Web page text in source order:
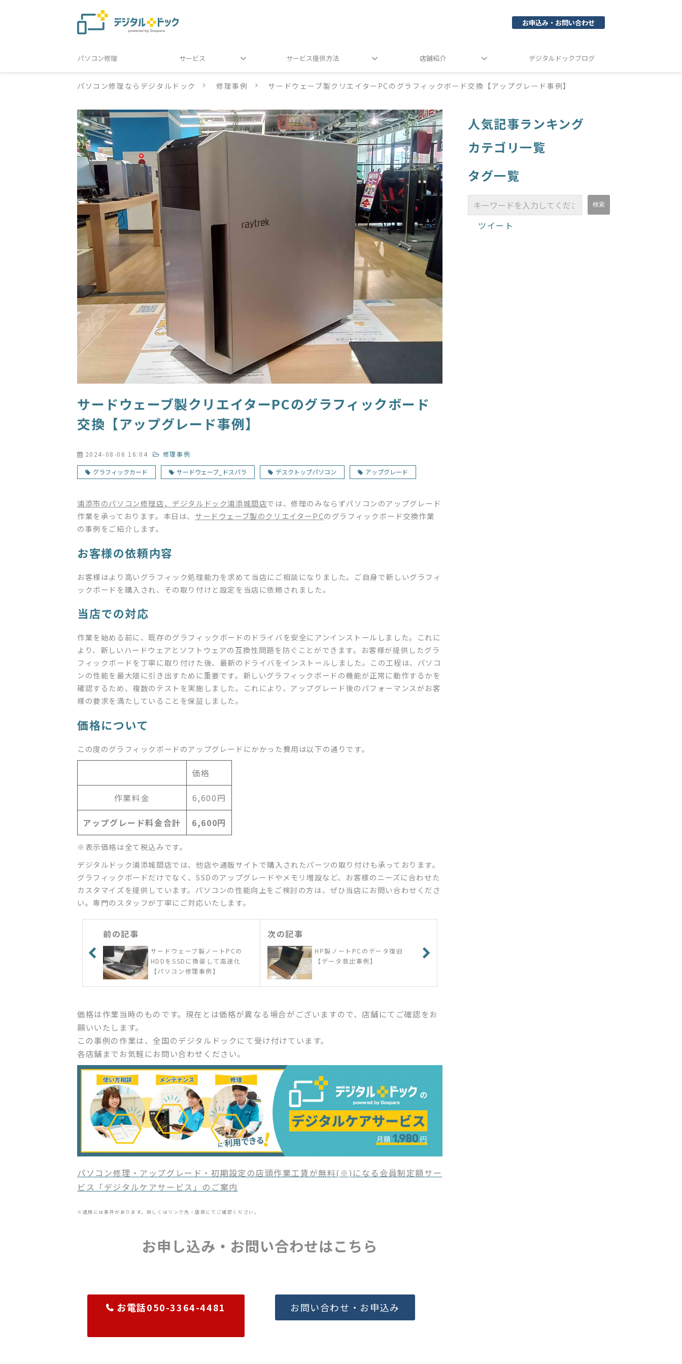
お申込み・お問い合わせ
パソコン修理 サービス サービス提供方法 店舗紹介 デジタルドックブログ
パソコン修理ならデジタルドック 修理事例 サードウェーブ製クリエイターPCのグラフィックボード交換【アップグレード事例】
サードウェーブ製クリエイターPCのグラフィックボード
交換【アップグレード事例】
2024-08-06 16:04 修理事例
グラフィックカード サードウェーブ_ドスパラ デスクトップパソコン アップグレード
浦添市のパソコン修理店、デジタルドック浦添城間店では、修理のみならずパソコンのアップグレード
作業を承っております。本日は、 サードウェーブ製のクリエイターPCのグラフィックボード交換作業
の事例をご紹介します。
お客様の依頼内容
お客様はより高いグラフィック処理能力を求めて当店にご相談になりました。ご自身で新しいグラフィ
ックボードを購入され、その取り付けと設定を当店に依頼されました。
当店での対応
作業を始める前に、既存のグラフィックボードのドライバを安全にアンインストールしました。これに
より、新しいハードウェアとソフトウェアの互換性問題を防ぐことができます。お客様が提供したグラ
フィックボードを丁寧に取り付けた後、最新のドライバをインストールしました。この工程は、パソコ
ンの性能を最大限に引き出すために重要です。新しいグラフィックボードの機能が正常に動作するかを
確認するため、複数のテストを実施しました。これにより、アップグレード後のパフォーマンスがお客
様の要求を満たしていることを保証しました。
価格について
この度のグラフィックボードのアップグレードにかかった費用は以下の通りです。
価格
作業料金 6,600円
アップグレード料金合計 6,600円
※表示価格は全て税込みです。
デジタルドック浦添城間店では、他店や通販サイトで購入されたパーツの取り付けも承っております。
グラフィックボードだけでなく、SSDのアップグレードやメモリ増設など、お客様のニーズに合わせた
カスタマイズを提供しています。パソコンの性能向上をご検討の方は、ぜひ当店にお問い合わせくださ
い。専門のスタッフが丁寧にご対応いたします。
前の記事
サードウェーブ製ノートPCの
HDDをSSDに換装して高速化
【パソコン修理事例】
次の記事
HP製ノートPCのデータ復旧
【データ救出事例】
価格は作業当時のものです。現在とは価格が異なる場合がございますので、店舗にてご確認をお
願いいたします。
この事例の作業は、全国のデジタルドックにて受け付けています。
各店舗までお気軽にお問い合わせください。
パソコン修理・アップグレード・初期設定の店頭作業工賃が無料(※)になる会員制定額サー
ビス「デジタルケアサービス」のご案内
※適用には条件があります。詳しくはリンク先・店頭にてご確認ください。
お申し込み・お問い合わせはこちら
お電話050-3364-4481 お問い合わせ・お申込み
人気記事ランキング
カテゴリ一覧
タグ一覧
ツイート